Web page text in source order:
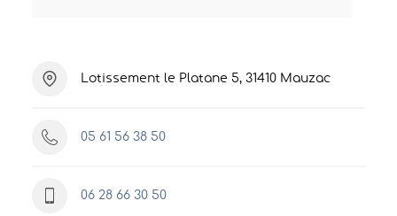
Lotissement le Platane 5, 31410 Mauzac
05 61 56 38 50
06 28 66 30 50